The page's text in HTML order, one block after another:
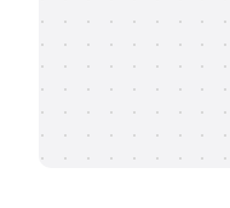
知识分享社区